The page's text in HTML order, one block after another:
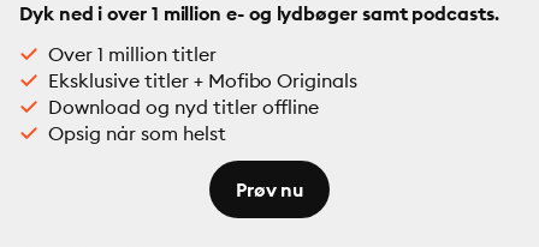
Dyk ned i over 1 million e- og lydbøger samt podcasts.
Over 1 million titler
Eksklusive titler + Mofibo Originals
Download og nyd titler offline
Opsig når som helst
Prøv nu